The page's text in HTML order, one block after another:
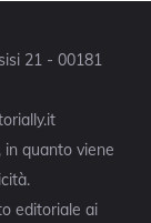
21 - 00181
quanto viene
editoriale ai